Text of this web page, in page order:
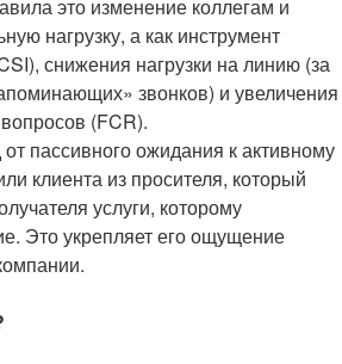
это изменение коллегам и
нагрузку, а как инструмент
снижения нагрузки на линию (за
звонков) и увеличения
(FCR).
пассивного ожидания к активному
клиента из просителя, который
услуги, которому
Это укрепляет его ощущение